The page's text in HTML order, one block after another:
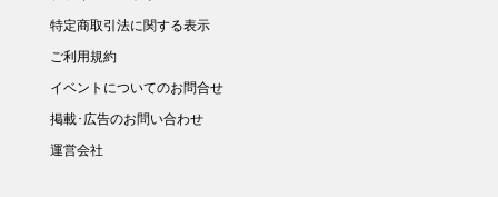
特定商取引法に関する表示
ご利用規約
イベントについてのお問合せ
掲載･広告のお問い合わせ
運営会社